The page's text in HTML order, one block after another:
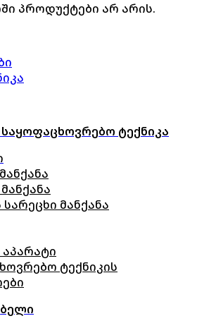
პროდუქტები არ არის.
ტექნიკა
მანქანა
აპარატი
ტექნიკის